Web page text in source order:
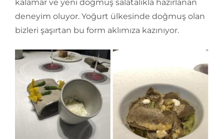
kalamar ve yeni doğmuş salatalıkla hazırlanan
deneyim oluyor. Yoğurt ülkesinde doğmuş olan
bizleri şaşırtan bu form aklımıza kazınıyor.